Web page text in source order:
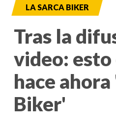
LA SARCA BIKER
Tras la
video: esto
hace ahora
Biker'